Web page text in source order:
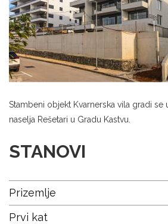
Stambeni objekt Kvarnerska vila gradi
naselja Rešetari u Gradu Kastvu.
STANOVI
Prizemlje
Prvi kat